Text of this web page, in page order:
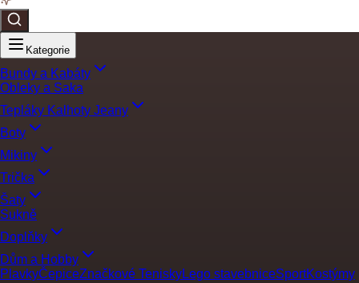
Kategorie
Bundy a Kabáty
Obleky a Saka
Tepláky Kalhoty Jeany
Boty
Mikiny
Trička
Šaty
Sukně
Doplňky
Dům a Hobby
PlavkyČepiceZnačkové TeniskyLego stavebniceSportKostýmy